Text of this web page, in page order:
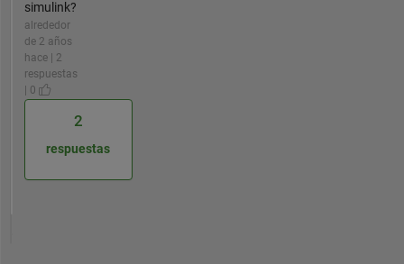
simulink?
alrededor
de 2 años
hace | 2
respuestas
| 0
2
respuestas